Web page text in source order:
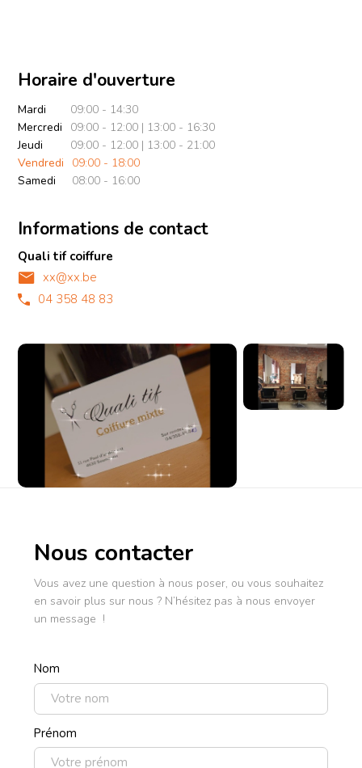
Horaire d'ouverture
Mardi
09:00 - 14:30
Mercredi
09:00 - 12:00 | 13:00 - 16:30
Jeudi
09:00 - 12:00 | 13:00 - 21:00
Vendredi
09:00 - 18:00
Samedi
08:00 - 16:00
Informations de contact
Quali tif coiffure
xx@xx.be
04 358 48 83
Nous contacter
Vous avez une question à nous poser, ou vous souhaitez
en savoir plus sur nous ? N’hésitez pas à nous envoyer
un message !
Nom
Prénom